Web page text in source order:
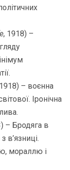
, 1918) –
– воєнна
Іронічна
– Бродяга в
в’язниці.
мораллю і